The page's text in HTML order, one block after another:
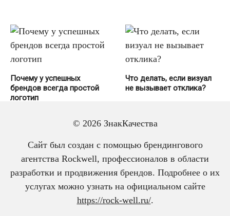
Почему у успешных
брендов всегда простой
логотип
Что делать, если визуал
не вызывает отклика?
© 2026 ЗнакКачества
Сайт был создан с помощью брендингового
агентства Rockwell, профессионалов в области
разработки и продвижения брендов. Подробнее о их
услугах можно узнать на официальном сайте
https://rock-well.ru/.